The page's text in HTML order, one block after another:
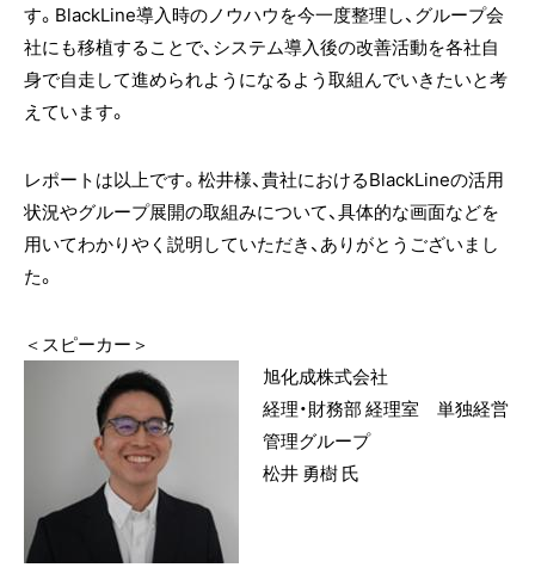
す。BlackLine導入時のノウハウを今一度整理し、グループ会
社にも移植することで、システム導入後の改善活動を各社自
身で自走して進められようになるよう取組んでいきたいと考
えています。
レポートは以上です。松井様、貴社におけるBlackLineの活用
状況やグループ展開の取組みについて、具体的な画面などを
用いてわかりやく説明していただき、ありがとうございまし
た。
＜スピーカー＞
旭化成株式会社
経理・財務部 経理室 単独経営
管理グループ
松井 勇樹 氏